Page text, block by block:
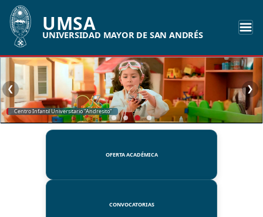
UMSA
UNIVERSIDAD MAYOR DE SAN ANDRÉS
Centro Infantil Universitario "Andresito"
❮ ❯
OFERTA ACADÉMICA
CONVOCATORIAS